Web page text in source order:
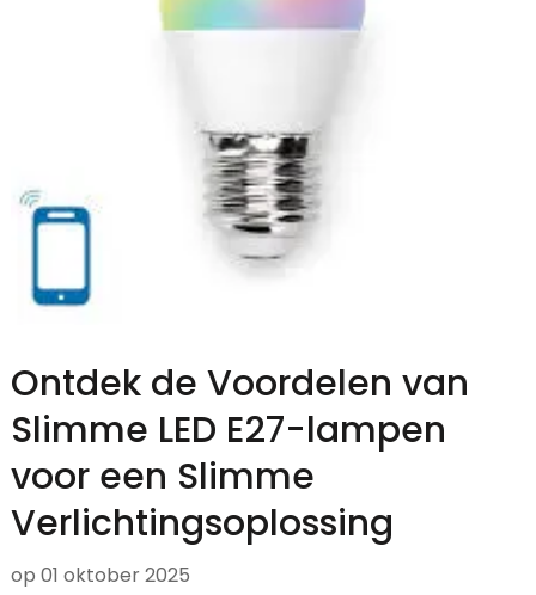
Ontdek de Voordelen van
Slimme LED E27-lampen
voor een Slimme
Verlichtingsoplossing
op 01 oktober 2025